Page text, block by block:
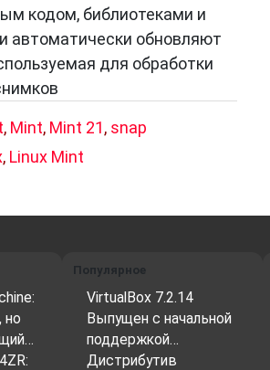
кодом, библиотеками и
автоматически обновляют
для обработки
, Mint, Mint 21, snap
, Linux Mint
но
Популярное
VirtualBox 7.2.14
Выпущен с начальной
поддержкой…
Дистрибутив